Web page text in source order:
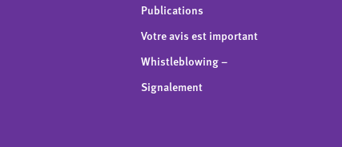
Publications
Votre avis est important
Whistleblowing –
Signalement